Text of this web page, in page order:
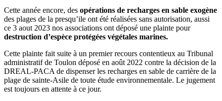
Cette année encore, des opérations de recharges en sable exogène
des plages de la presqu’ile ont été réalisées sans autorisation, aussi
ce 3 aout 2023 nos associations ont déposé une plainte pour
destruction d’espèce protégées végétales marines.
Cette plainte fait suite à un premier recours contentieux au Tribunal
administratif de Toulon déposé en août 2022 contre la décision de la
DREAL-PACA de dispenser les recharges en sable de carrière de la
plage de sainte-Asile de toute étude environnementale. Le jugement
est toujours en attente à ce jour.